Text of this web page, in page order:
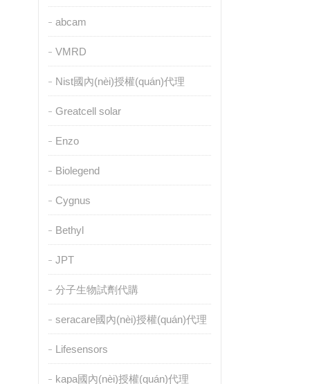
abcam
VMRD
Nist國內(nèi)授權(quán)代理
Greatcell solar
Enzo
Biolegend
Cygnus
Bethyl
JPT
分子生物試劑代購
seracare國內(nèi)授權(quán)代理
Lifesensors
kapa國內(nèi)授權(quán)代理